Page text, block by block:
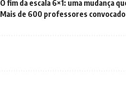
O fim da escala 6×1: uma mudança
Mais de 600 professores